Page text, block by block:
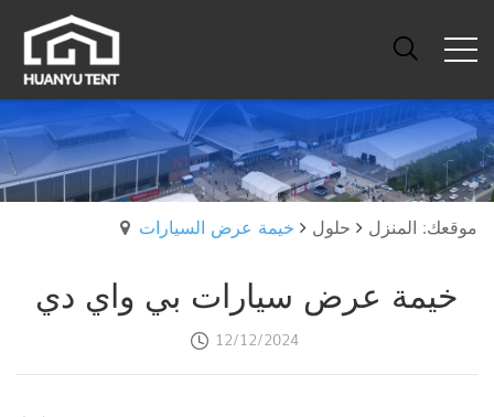
موقعك: المنزل حلول خيمة عرض السيارات
خيمة عرض سيارات بي واي دي
12/12/2024